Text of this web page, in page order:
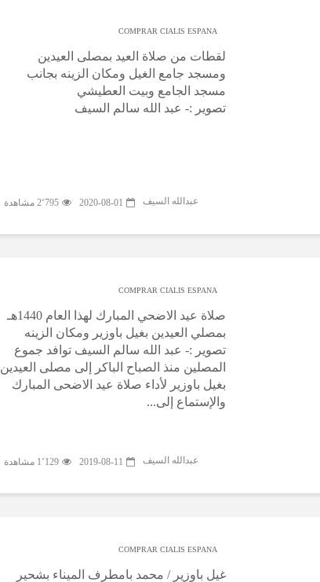
COMPRAR CIALIS ESPANA
لقطات من صلاة العيد بمصلى العيدين
ومسجد جامع الغيل ومكان الزينه بجانب
مسجد الجامع وبيت العطيشي
تصوير :- عبد الله سالم السيف
عبدالله السيف 2020-08-01 2٬795 مشاهدة
COMPRAR CIALIS ESPANA
صلاة عيد الاضحي المبارك لهذا العام 1440هـ
بمصلي العيدين بغيل باوزير ومكان الزينه
تصوير :- عبد الله سالم السيف توافد جموع
المصلين منذ الصباح الباكر إلى مصلى العيدين
بغيل باوزير لأداء صلاة عيد الاضحى المبارك
والإستماع إلى...
عبدالله السيف 2019-08-11 1٬129 مشاهدة
COMPRAR CIALIS ESPANA
غيل باوزير / محمد بامطرف الميناء بشحير